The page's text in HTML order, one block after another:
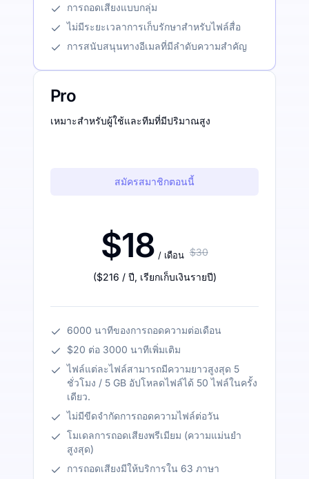
การถอดเสียงแบบกลุ่ม
ไม่มีระยะเวลาการเก็บรักษาสำหรับไฟล์สื่อ
การสนับสนุนทางอีเมลที่มีลำดับความสำคัญ
Pro
เหมาะสำหรับผู้ใช้และทีมที่มีปริมาณสูง
สมัครสมาชิกตอนนี้
$18 / เดือน $30
($216 / ปี, เรียกเก็บเงินรายปี)
6000 นาทีของการถอดความต่อเดือน
$20 ต่อ 3000 นาทีเพิ่มเติม
ไฟล์แต่ละไฟล์สามารถมีความยาวสูงสุด 5
ชั่วโมง / 5 GB อัปโหลดไฟล์ได้ 50 ไฟล์ในครั้ง
เดียว.
ไม่มีขีดจำกัดการถอดความไฟล์ต่อวัน
โมเดลการถอดเสียงพรีเมียม (ความแม่นยำ
สูงสุด)
การถอดเสียงมีให้บริการใน 63 ภาษา